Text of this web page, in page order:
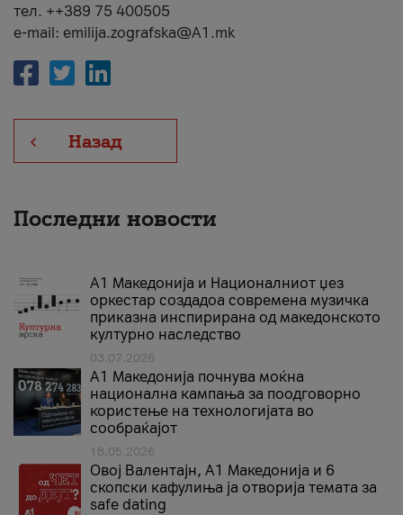
тел. ++389 75 400505
e-mail: emilija.zografska@A1.mk
Назад
Последни новости
А1 Македонија и Националниот џез
оркестар создадоа современа музичка
приказна инспирирана од македонското
културно наследство
03.07.2026
A1 Македонија почнува моќна
национална кампања за поодговорно
користење на технологијата во
сообраќајот
18.05.2026
Овој Валентајн, A1 Македонија и 6
скопски кафулиња ја отворија темата за
safe dating